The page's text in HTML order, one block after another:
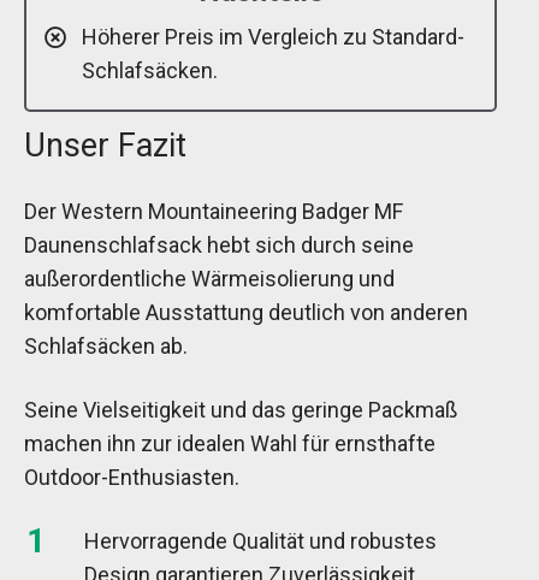
Höherer Preis im Vergleich zu Standard-
Schlafsäcken.
Unser Fazit
Der Western Mountaineering Badger MF
Daunenschlafsack hebt sich durch seine
außerordentliche Wärmeisolierung und
komfortable Ausstattung deutlich von anderen
Schlafsäcken ab.
Seine Vielseitigkeit und das geringe Packmaß
machen ihn zur idealen Wahl für ernsthafte
Outdoor-Enthusiasten.
Hervorragende Qualität und robustes
Design garantieren Zuverlässigkeit.